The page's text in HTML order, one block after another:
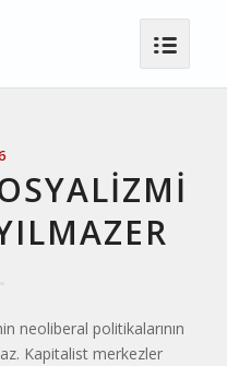
neoliberal politikalarının
Kapitalist merkezler